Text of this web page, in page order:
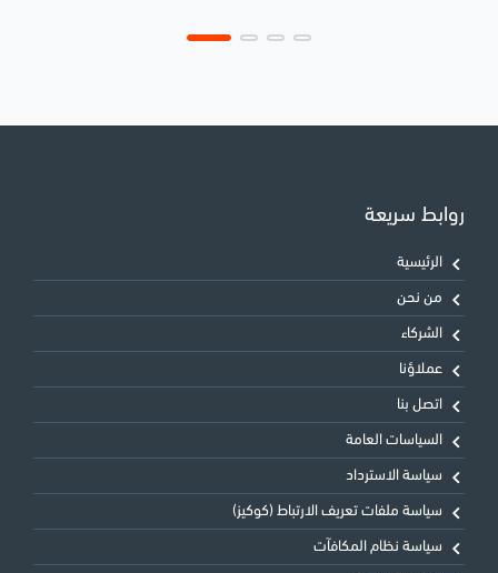
روابط سريعة
الرئيسية
من نحن
الشركاء
عملاؤنا
اتصل بنا
السياسات العامة
سياسة الاسترداد
سياسة ملفات تعريف الارتباط (كوكيز)
سياسة نظام المكافآت